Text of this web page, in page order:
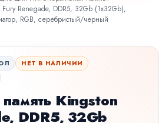
Renegade, DDR5, 32Gb (1x32Gb),
RGB, серебристый/черный
НЕТ В НАЛИЧИИ
Kingston
DDR5, 32Gb